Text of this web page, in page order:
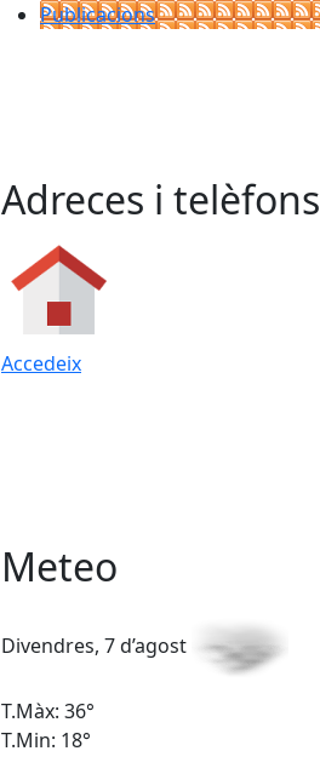
Publicacions
Adreces i telèfons
Accedeix
Meteo
Divendres, 7 d’agost
T.Màx: 36°
T.Min: 18°